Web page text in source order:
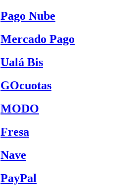
Pago Nube
Mercado Pago
Ualá Bis
GOcuotas
MODO
Fresa
Nave
PayPal